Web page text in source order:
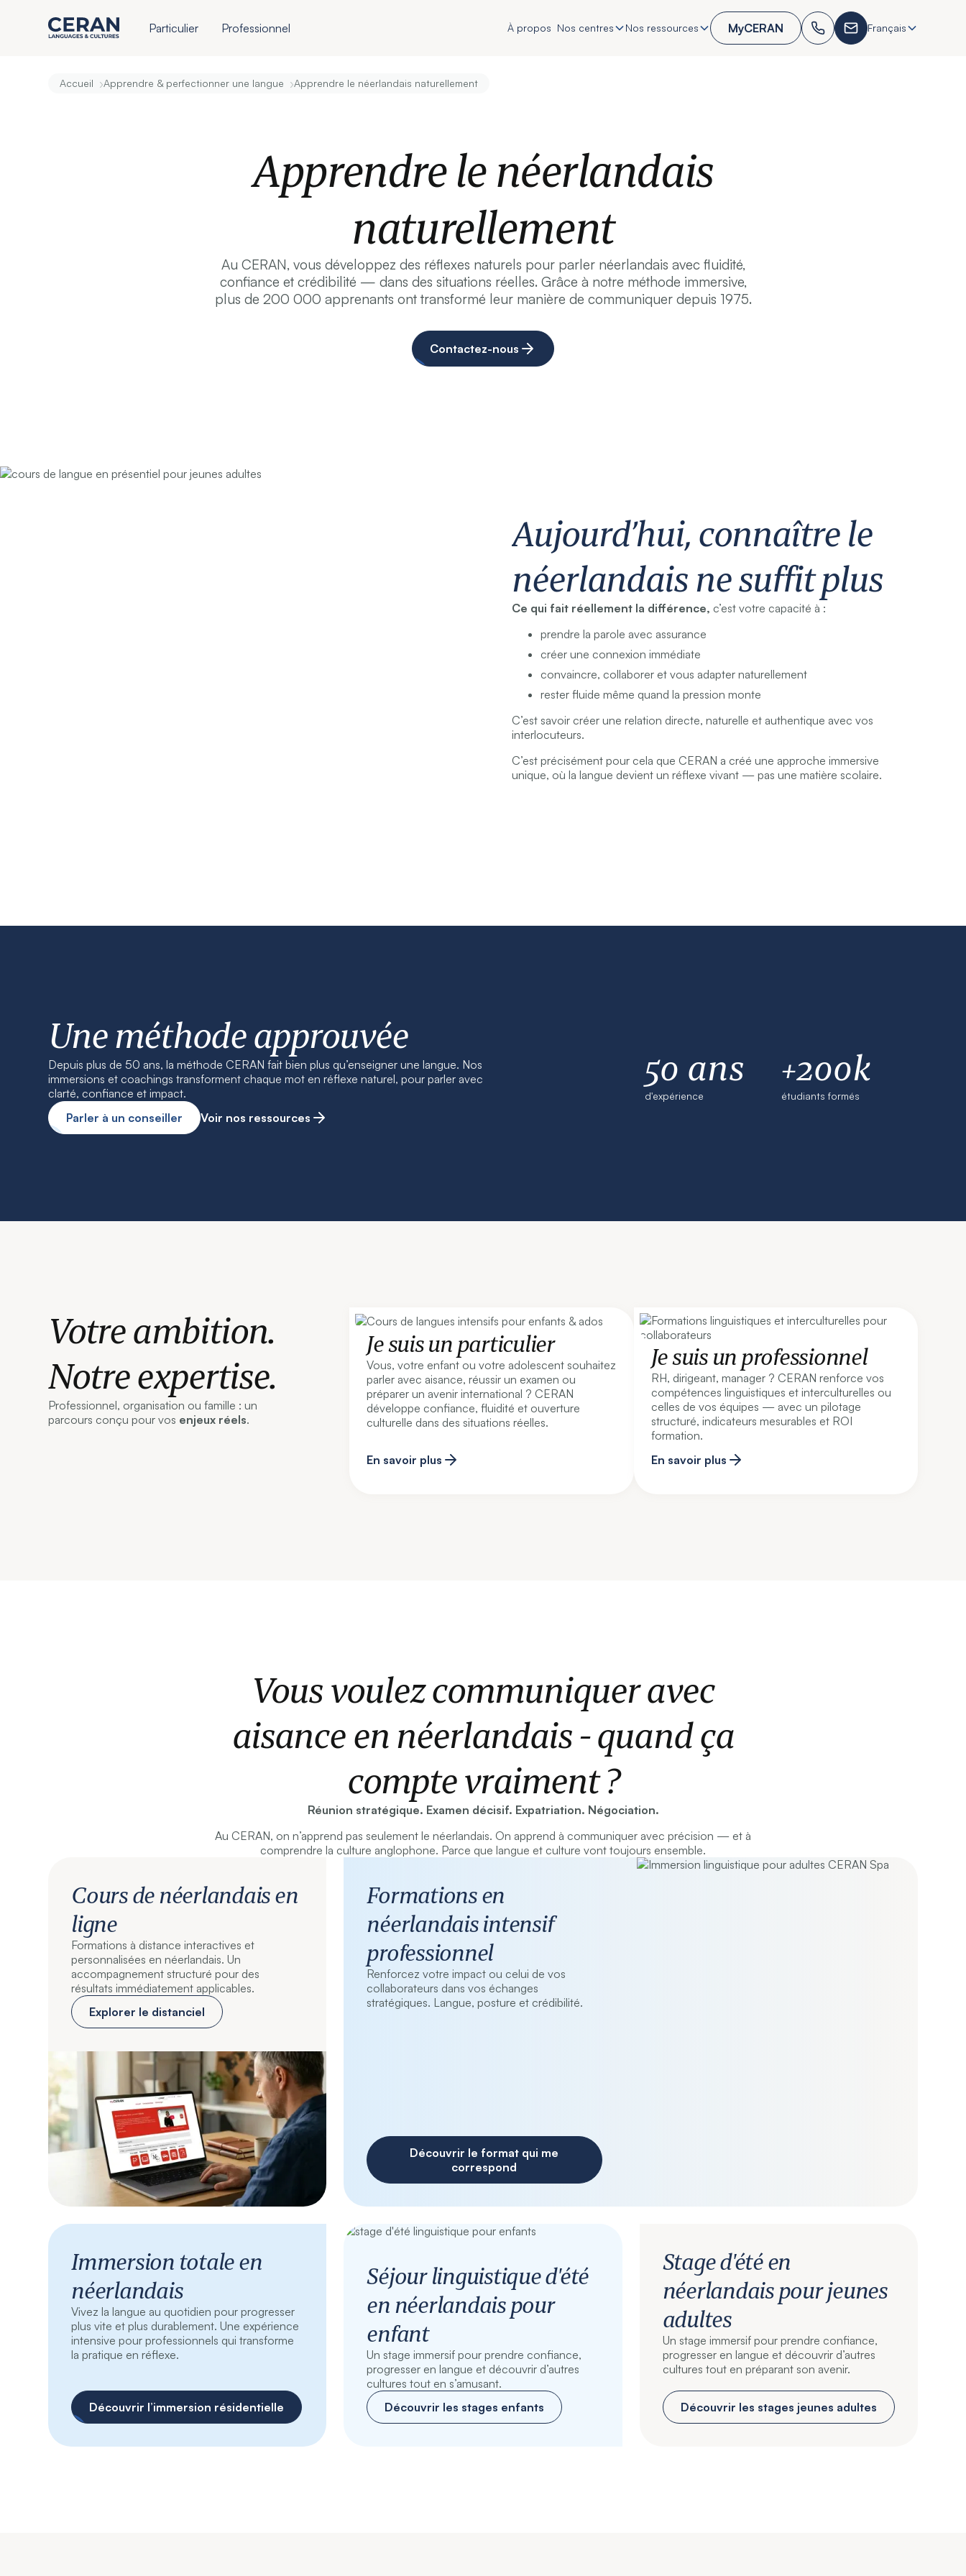
Particulier Professionnel À propos Nos centres Nos ressources MyCERAN Français
Accueil ›Apprendre & perfectionner une langue ›Apprendre le néerlandais naturellement
Apprendre le néerlandais
naturellement
Au CERAN, vous développez des réflexes naturels pour parler néerlandais avec fluidité,
confiance et crédibilité — dans des situations réelles. Grâce à notre méthode immersive,
plus de 200 000 apprenants ont transformé leur manière de communiquer depuis 1975.
Contactez-nous
Aujourd’hui, connaître le
néerlandais ne suffit plus
Ce qui fait réellement la différence, c’est votre capacité à :
prendre la parole avec assurance
créer une connexion immédiate
convaincre, collaborer et vous adapter naturellement
rester fluide même quand la pression monte
C’est savoir créer une relation directe, naturelle et authentique avec vos
interlocuteurs.
C’est précisément pour cela que CERAN a créé une approche immersive
unique, où la langue devient un réflexe vivant — pas une matière scolaire.
Une méthode approuvée
Depuis plus de 50 ans, la méthode CERAN fait bien plus qu’enseigner une langue. Nos
immersions et coachings transforment chaque mot en réflexe naturel, pour parler avec
clarté, confiance et impact.
Parler à un conseiller
Voir nos ressources
50 ans
d'expérience
+200k
étudiants formés
Votre ambition.
Notre expertise.
Professionnel, organisation ou famille : un
parcours conçu pour vos enjeux réels.
Je suis un particulier
Vous, votre enfant ou votre adolescent souhaitez
parler avec aisance, réussir un examen ou
préparer un avenir international ? CERAN
développe confiance, fluidité et ouverture
culturelle dans des situations réelles.
En savoir plus
Je suis un professionnel
RH, dirigeant, manager ? CERAN renforce vos
compétences linguistiques et interculturelles ou
celles de vos équipes — avec un pilotage
structuré, indicateurs mesurables et ROI
formation.
En savoir plus
Vous voulez communiquer avec
aisance en néerlandais - quand ça
compte vraiment ?
Réunion stratégique. Examen décisif. Expatriation. Négociation.
Au CERAN, on n’apprend pas seulement le néerlandais. On apprend à communiquer avec précision — et à
comprendre la culture anglophone. Parce que langue et culture vont toujours ensemble.
Cours de néerlandais en
ligne
Formations à distance interactives et
personnalisées en néerlandais. Un
accompagnement structuré pour des
résultats immédiatement applicables.
Explorer le distanciel
Formations en
néerlandais intensif
professionnel
Renforcez votre impact ou celui de vos
collaborateurs dans vos échanges
stratégiques. Langue, posture et crédibilité.
Découvrir le format qui me
correspond
Immersion totale en
néerlandais
Vivez la langue au quotidien pour progresser
plus vite et plus durablement. Une expérience
intensive pour professionnels qui transforme
la pratique en réflexe.
Découvrir l’immersion résidentielle
Séjour linguistique d'été
en néerlandais pour
enfant
Un stage immersif pour prendre confiance,
progresser en langue et découvrir d’autres
cultures tout en s’amusant.
Découvrir les stages enfants
Stage d'été en
néerlandais pour jeunes
adultes
Un stage immersif pour prendre confiance,
progresser en langue et découvrir d’autres
cultures tout en préparant son avenir.
Découvrir les stages jeunes adultes